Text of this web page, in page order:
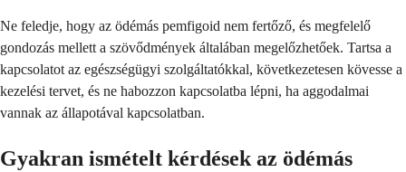
Ne feledje, hogy az ödémás pemfigoid nem fertőző, és megfelelő
gondozás mellett a szövődmények általában megelőzhetőek. Tartsa a
kapcsolatot az egészségügyi szolgáltatókkal, következetesen kövesse a
kezelési tervet, és ne habozzon kapcsolatba lépni, ha aggodalmai
vannak az állapotával kapcsolatban.
Gyakran ismételt kérdések az ödémás